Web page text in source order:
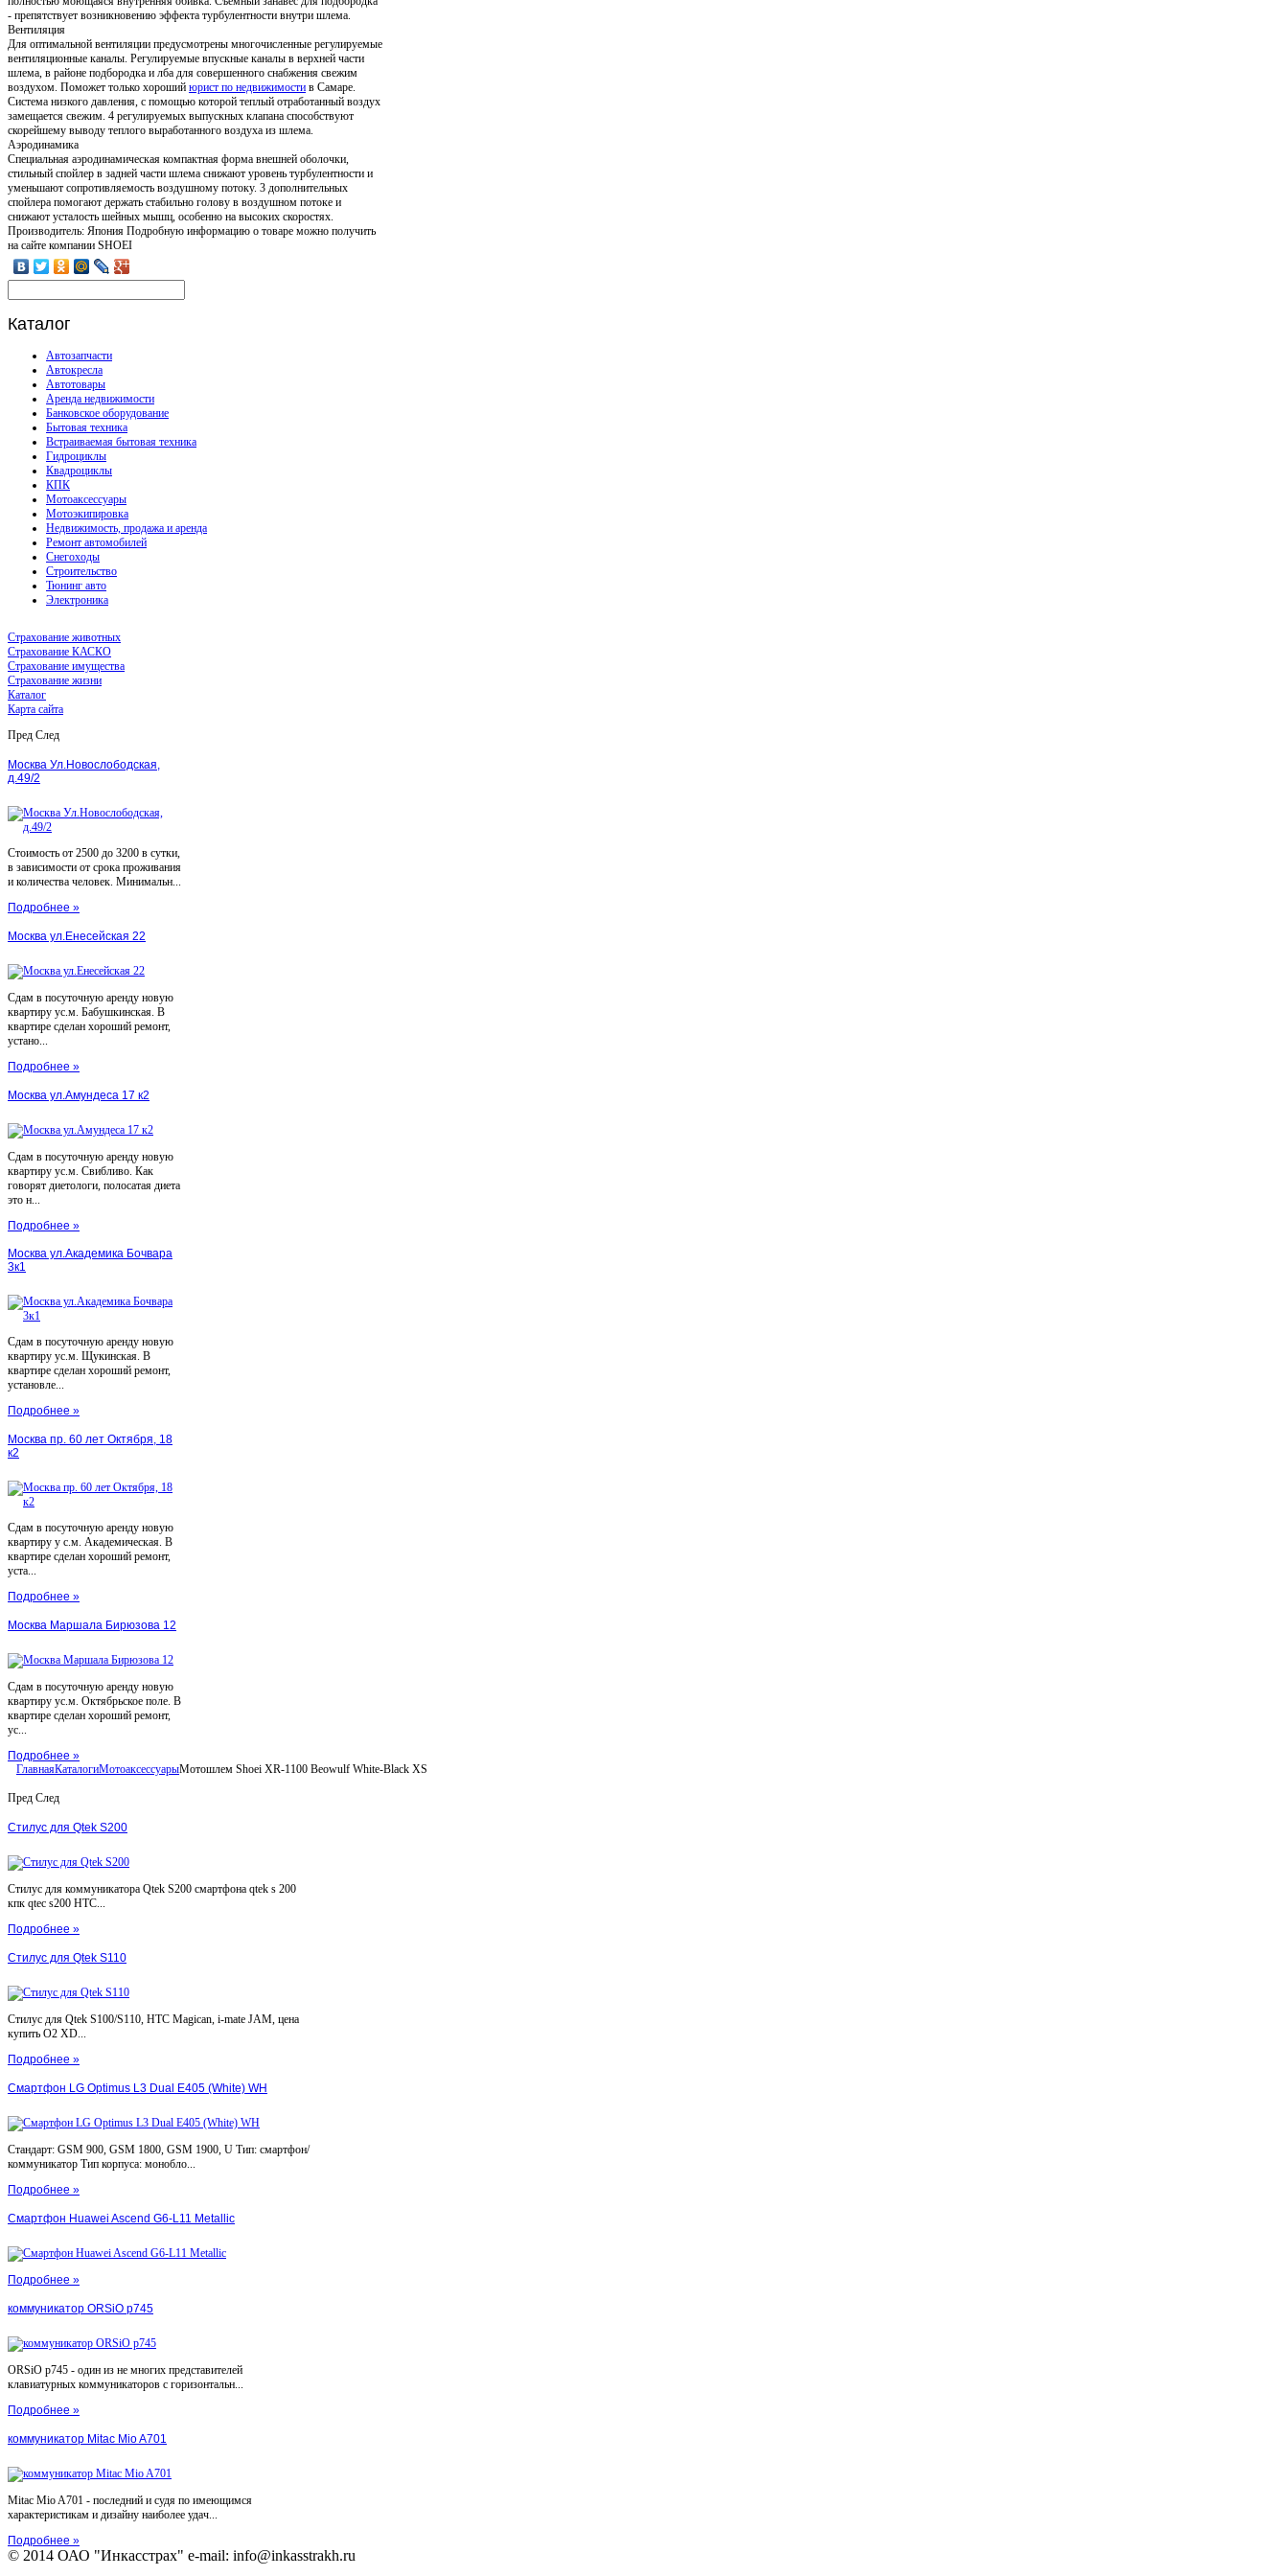
- препятствует возникновению эффекта турбулентности внутри шлема.
Вентиляция
Для оптимальной вентиляции предусмотрены многочисленные регулируемые
вентиляционные каналы. Регулируемые впускные каналы в верхней части
шлема, в районе подбородка и лба для совершенного снабжения свежим
воздухом. Поможет только хороший юрист по недвижимости в Самаре.
Система низкого давления, с помощью которой теплый отработанный воздух
замещается свежим. 4 регулируемых выпускных клапана способствуют
скорейшему выводу теплого выработанного воздуха из шлема.
Аэродинамика
Специальная аэродинамическая компактная форма внешней оболочки,
стильный спойлер в задней части шлема снижают уровень турбулентности и
уменьшают сопротивляемость воздушному потоку. 3 дополнительных
спойлера помогают держать стабильно голову в воздушном потоке и
снижают усталость шейных мышц, особенно на высоких скоростях.
Производитель: Япония Подробную информацию о товаре можно получить
на сайте компании SHOEI
Каталог
Автозапчасти
Автокресла
Автотовары
Аренда недвижимости
Банковское оборудование
Бытовая техника
Встраиваемая бытовая техника
Гидроциклы
Квадроциклы
КПК
Мотоаксессуары
Мотоэкипировка
Недвижимость, продажа и аренда
Ремонт автомобилей
Снегоходы
Строительство
Тюнинг авто
Электроника
Страхование животных
Страхование КАСКО
Страхование имущества
Страхование жизни
Каталог
Карта сайта
Пред След
Москва Ул.Новослободская,
д.49/2
Стоимость от 2500 до 3200 в сутки,
в зависимости от срока проживания
и количества человек. Минимальн...
Подробнее »
Москва ул.Енесейская 22
Сдам в посуточную аренду новую
квартиру ус.м. Бабушкинская. В
квартире сделан хороший ремонт,
устано...
Подробнее »
Москва ул.Амундеса 17 к2
Сдам в посуточную аренду новую
квартиру ус.м. Свибливо. Как
говорят диетологи, полосатая диета
это н...
Подробнее »
Москва ул.Академика Бочвара
3к1
Сдам в посуточную аренду новую
квартиру ус.м. Щукинская. В
квартире сделан хороший ремонт,
установле...
Подробнее »
Москва пр. 60 лет Октября, 18
к2
Сдам в посуточную аренду новую
квартиру у с.м. Академическая. В
квартире сделан хороший ремонт,
уста...
Подробнее »
Москва Маршала Бирюзова 12
Сдам в посуточную аренду новую
квартиру ус.м. Октябрьское поле. В
квартире сделан хороший ремонт,
ус...
Подробнее »
ГлавнаяКаталогиМотоаксессуарыМотошлем Shoei XR-1100 Beowulf White-Black XS
Пред След
Стилус для Qtek S200
Стилус для коммуникатора Qtek S200 смартфона qtek s 200
кпк qtec s200 HTC...
Подробнее »
Стилус для Qtek S110
Стилус для Qtek S100/S110, HTC Magican, i-mate JAM, цена
купить O2 XD...
Подробнее »
Смартфон LG Optimus L3 Dual E405 (White) WH
Стандарт: GSM 900, GSM 1800, GSM 1900, U Тип: смартфон/
коммуникатор Тип корпуса: монобло...
Подробнее »
Смартфон Huawei Ascend G6-L11 Metallic
Подробнее »
коммуникатор ORSiO p745
ORSiO p745 - один из не многих представителей
клавиатурных коммуникаторов с горизонтальн...
Подробнее »
коммуникатор Mitac Mio A701
Mitac Mio A701 - последний и судя по имеющимся
характеристикам и дизайну наиболее удач...
Подробнее »
© 2014 ОАО "Инкасстрах" e-mail: info@inkasstrakh.ru